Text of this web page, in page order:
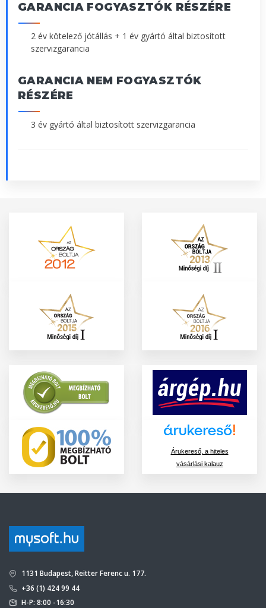
GARANCIA FOGYASZTÓK RÉSZÉRE
2 év kötelező jótállás + 1 év gyártó által biztosított
szervizgarancia
GARANCIA NEM FOGYASZTÓK
RÉSZÉRE
3 év gyártó által biztosított szervizgarancia
Árukereső, a hiteles
vásárlási kalauz
1131 Budapest, Reitter Ferenc u. 177.
+36 (1) 424 99 44
H-P: 8:00 -16:30